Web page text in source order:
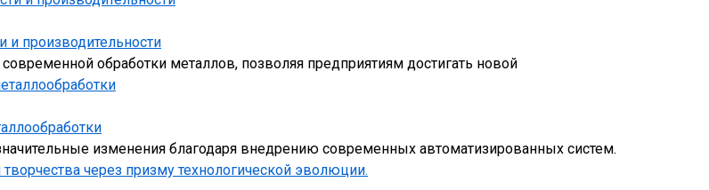
производительности
обработки металлов, позволяя предприятиям достигать новой
изменения благодаря внедрению современных автоматизированных систем.